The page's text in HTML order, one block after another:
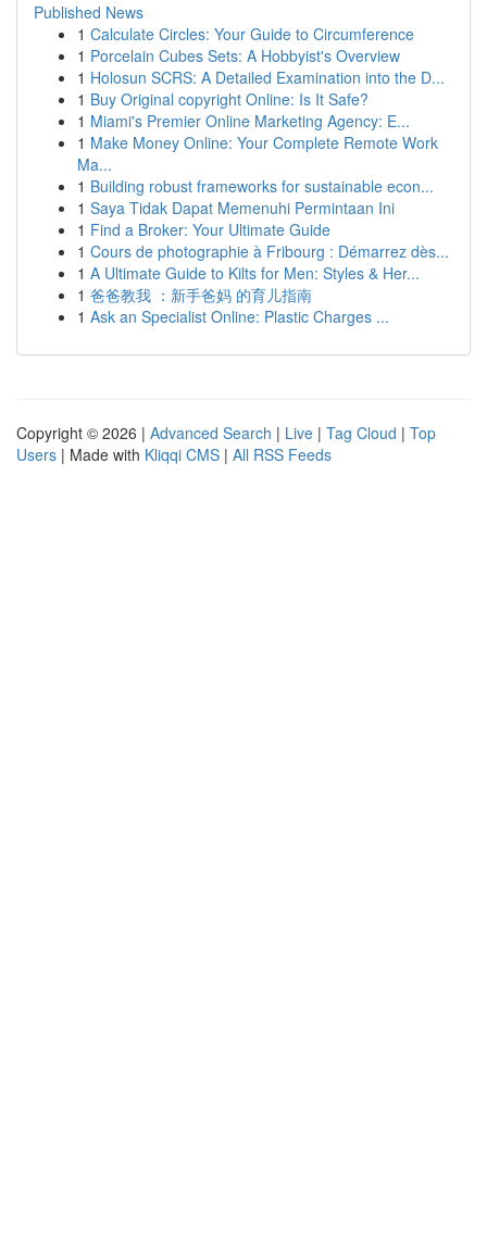
Published News
1 Calculate Circles: Your Guide to Circumference
1 Porcelain Cubes Sets: A Hobbyist's Overview
1 Holosun SCRS: A Detailed Examination into the D...
1 Buy Original copyright Online: Is It Safe?
1 Miami's Premier Online Marketing Agency: E...
1 Make Money Online: Your Complete Remote Work
Ma...
1 Building robust frameworks for sustainable econ...
1 Saya Tidak Dapat Memenuhi Permintaan Ini
1 Find a Broker: Your Ultimate Guide
1 Cours de photographie à Fribourg : Démarrez dès...
1 A Ultimate Guide to Kilts for Men: Styles & Her...
1 爸爸教我 ：新手爸妈 的育儿指南
1 Ask an Specialist Online: Plastic Charges ...
Copyright © 2026 | Advanced Search | Live | Tag Cloud | Top
Users | Made with Kliqqi CMS | All RSS Feeds